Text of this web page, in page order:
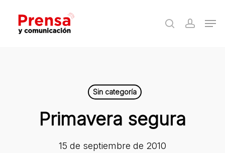
main
search
Sin categoría
Primavera segura
15 de septiembre de 2010